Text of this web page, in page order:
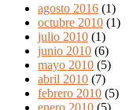
agosto 2016 (1)
octubre 2010 (1)
julio 2010 (1)
junio 2010 (6)
mayo 2010 (5)
abril 2010 (7)
febrero 2010 (5)
enero 2010 (5)